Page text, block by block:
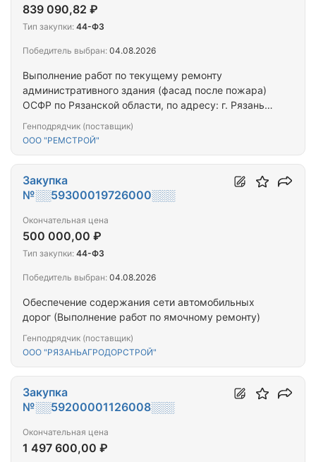
Выполнение работ по текущему ремонту
административного здания (фасад после пожара)
ОСФР по Рязанской области, по адресу: г. Рязань,
Генподрядчик (поставщик)
ООО "РЕМСТРОЙ"
839 090,82 ₽
Тип закупки: 44-ФЗ
Победитель выбран: 04.08.2026
Обеспечение содержания сети автомобильных
дорог (Выполнение работ по ямочному ремонту)
Генподрядчик (поставщик)
ООО "РЯЗАНЬАГРОДОРСТРОЙ"
Закупка
№░░59300019726000░░░
Окончательная цена
500 000,00 ₽
Тип закупки: 44-ФЗ
Победитель выбран: 04.08.2026
Закупка
№░░59200001126008░░░
Окончательная цена
1 497 600,00 ₽